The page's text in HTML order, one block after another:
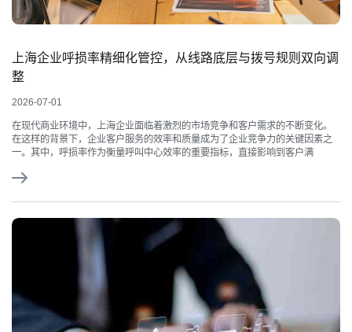
上海企业呼损率精细化管控，从线路底层与拨号规则双向调
整
2026-07-01
在现代商业环境中，上海企业面临着激烈的市场竞争和客户需求的不断变化。
在这样的背景下，企业客户服务的效率和质量成为了企业竞争力的关键因素之
一。其中，呼损率作为衡量呼叫中心效率的重要指标，直接影响到客户满